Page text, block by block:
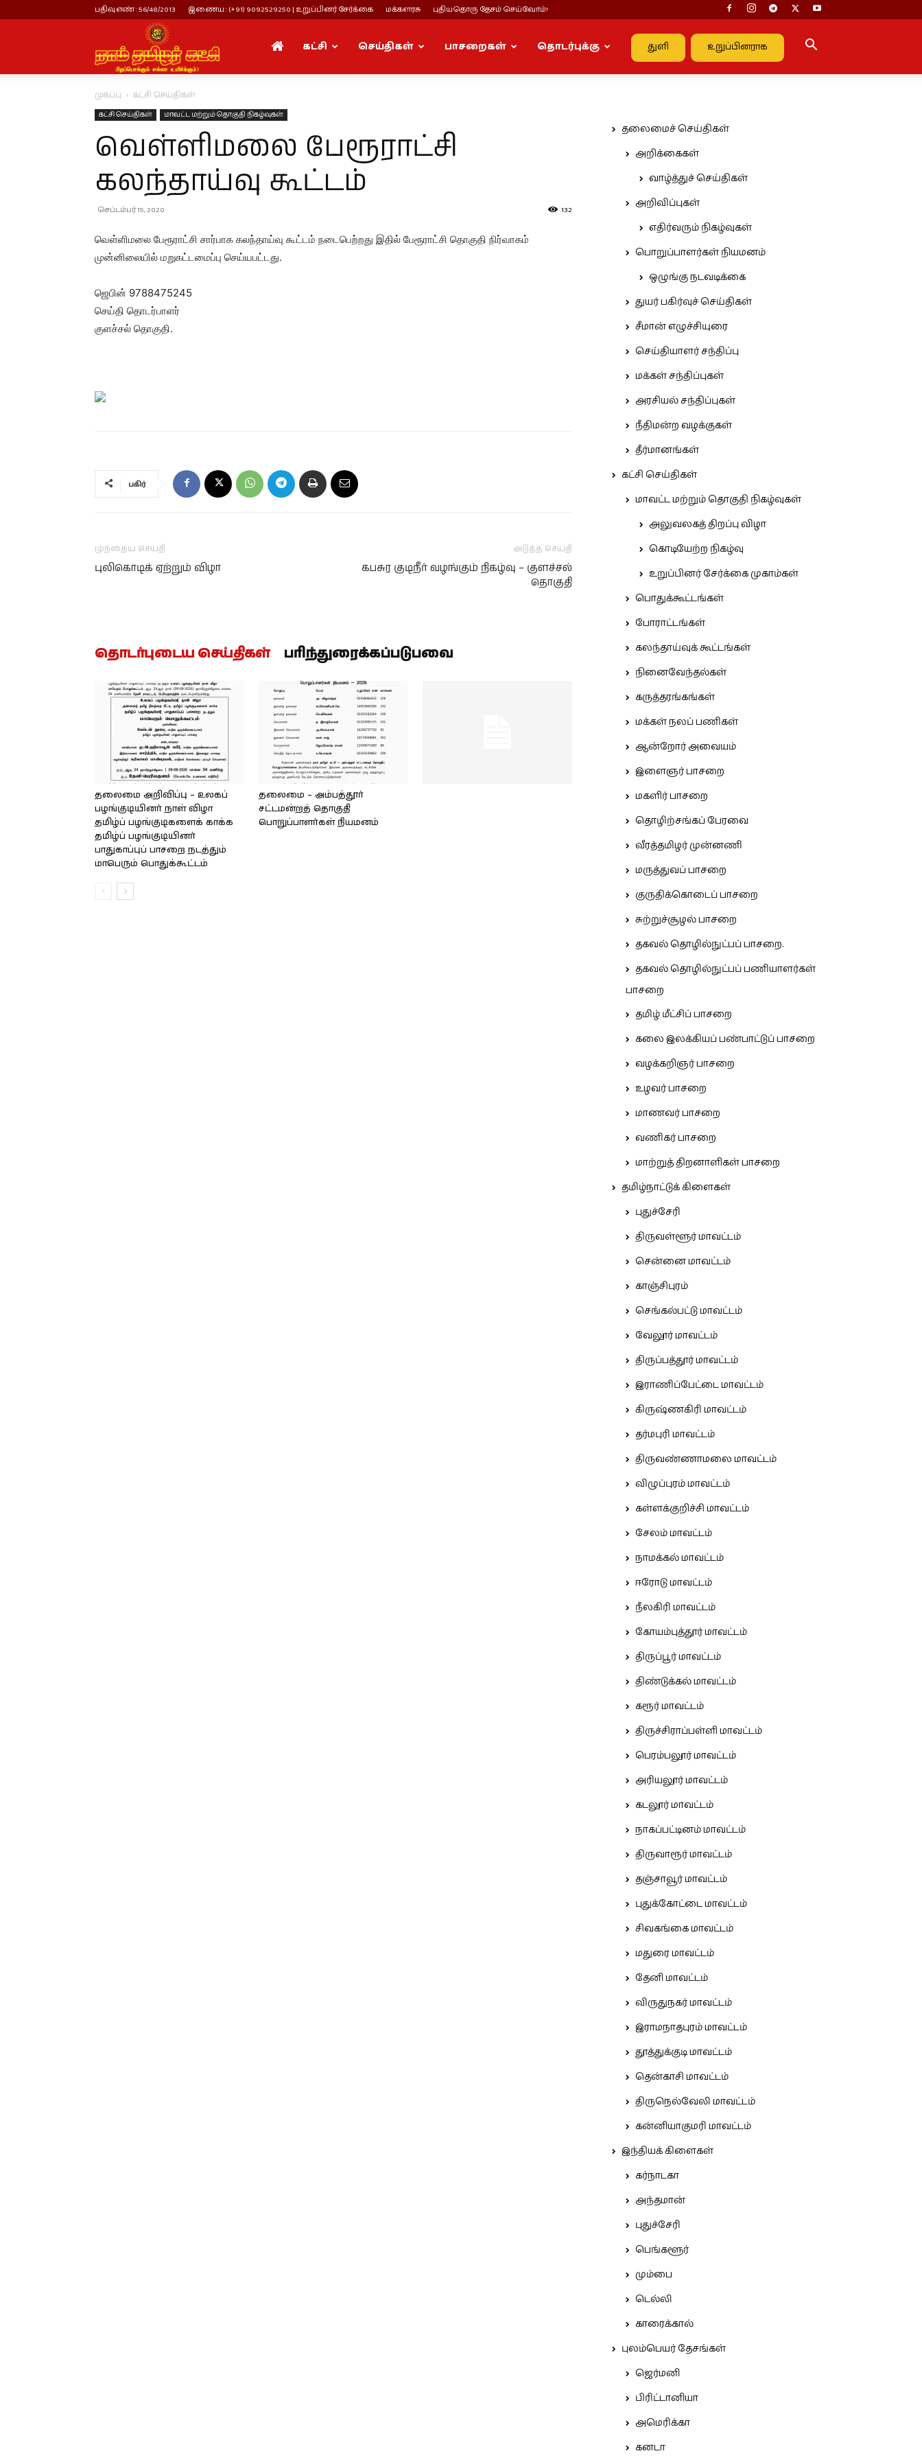
பதிவு எண் : 56/48/2013 இணைய : (+91) 9092529250 | உறுப்பினர் சேர்க்கை மக்களரசு புதியதொரு தேசம் செய்வோம்!
துளி உறுப்பினராக
நாம்
கட்சி
கட்சி செய்திகள் பாசறைகள் தொடர்புக்கு
முகப்பு கட்சி செய்திகள்
கட்சி செய்திகள் மாவட்ட மற்றும் தொகுதி நிகழ்வுகள்
வெள்ளிமலை பேரூராட்சி
கலந்தாய்வு கூட்டம்
செப்டம்பர் 15, 2020 132
வெள்ளிமலை பேரூராட்சி சார்பாக கலந்தாய்வு கூட்டம் நடைபெற்றது இதில் பேரூராட்சி தொகுதி நிர்வாகம்
முன்னிலையில் மறுகட்டமைப்பு செய்யபட்டது.
ஜெபின் 9788475245
செய்தி தொடர்பாளர்
குளச்சல் தொகுதி.
பகிர்
முந்தைய செய்தி
புலிகொடிக் ஏற்றும் விழா
அடுத்த செய்தி
கபசுர குடிநீர் வழங்கும் நிகழ்வு – குளச்சல்
தொகுதி
தொடர்புடைய செய்திகள் பரிந்துரைக்கப்படுபவை
தலைமை அறிவிப்பு – உலகப்
பழங்குடியினர் நாள் விழா
தமிழ்ப் பழங்குடிகளைக் காக்க
தமிழ்ப் பழங்குடியினர்
பாதுகாப்புப் பாசறை நடத்தும்
மாபெரும் பொதுக்கூட்டம்
தலைமை – அம்பத்தூர்
சட்டமன்றத் தொகுதி
பொறுப்பாளர்கள் நியமனம்
தலைமைச் செய்திகள்
அறிக்கைகள்
வாழ்த்துச் செய்திகள்
அறிவிப்புகள்
எதிர்வரும் நிகழ்வுகள்
பொறுப்பாளர்கள் நியமனம்
ஒழுங்கு நடவடிக்கை
துயர் பகிர்வுச் செய்திகள்
சீமான் எழுச்சியுரை
செய்தியாளர் சந்திப்பு
மக்கள் சந்திப்புகள்
அரசியல் சந்திப்புகள்
நீதிமன்ற வழக்குகள்
தீர்மானங்கள்
கட்சி செய்திகள்
மாவட்ட மற்றும் தொகுதி நிகழ்வுகள்
அலுவலகத் திறப்பு விழா
கொடியேற்ற நிகழ்வு
உறுப்பினர் சேர்க்கை முகாம்கள்
பொதுக்கூட்டங்கள்
போராட்டங்கள்
கலந்தாய்வுக் கூட்டங்கள்
நினைவேந்தல்கள்
கருத்தரங்கங்கள்
மக்கள் நலப் பணிகள்
ஆன்றோர் அவையம்
இளைஞர் பாசறை
மகளிர் பாசறை
தொழிற்சங்கப் பேரவை
வீரத்தமிழர் முன்னணி
மருத்துவப் பாசறை
குருதிக்கொடைப் பாசறை
சுற்றுச்சூழல் பாசறை
தகவல் தொழில்நுட்பப் பாசறை.
தகவல் தொழில்நுட்பப் பணியாளர்கள்
பாசறை
தமிழ் மீட்சிப் பாசறை
கலை இலக்கியப் பண்பாட்டுப் பாசறை
வழக்கறிஞர் பாசறை
உழவர் பாசறை
மாணவர் பாசறை
வணிகர் பாசறை
மாற்றுத் திறனாளிகள் பாசறை
தமிழ்நாட்டுக் கிளைகள்
புதுச்சேரி
திருவள்ளூர் மாவட்டம்
சென்னை மாவட்டம்
காஞ்சிபுரம்
செங்கல்பட்டு மாவட்டம்
வேலூர் மாவட்டம்
திருப்பத்தூர் மாவட்டம்
இராணிப்பேட்டை மாவட்டம்
கிருஷ்ணகிரி மாவட்டம்
தர்மபுரி மாவட்டம்
திருவண்ணாமலை மாவட்டம்
விழுப்புரம் மாவட்டம்
கள்ளக்குறிச்சி மாவட்டம்
சேலம் மாவட்டம்
நாமக்கல் மாவட்டம்
ஈரோடு மாவட்டம்
நீலகிரி மாவட்டம்
கோயம்புத்தூர் மாவட்டம்
திருப்பூர் மாவட்டம்
திண்டுக்கல் மாவட்டம்
கரூர் மாவட்டம்
திருச்சிராப்பள்ளி மாவட்டம்
பெரம்பலூர் மாவட்டம்
அரியலூர் மாவட்டம்
கடலூர் மாவட்டம்
நாகப்பட்டினம் மாவட்டம்
திருவாரூர் மாவட்டம்
தஞ்சாவூர் மாவட்டம்
புதுக்கோட்டை மாவட்டம்
சிவகங்கை மாவட்டம்
மதுரை மாவட்டம்
தேனி மாவட்டம்
விருதுநகர் மாவட்டம்
இராமநாதபுரம் மாவட்டம்
தூத்துக்குடி மாவட்டம்
தென்காசி மாவட்டம்
திருநெல்வேலி மாவட்டம்
கன்னியாகுமரி மாவட்டம்
இந்தியக் கிளைகள்
கர்நாடகா
அந்தமான்
புதுச்சேரி
பெங்களூர்
மும்பை
டெல்லி
காரைக்கால்
புலம்பெயர் தேசங்கள்
ஜெர்மனி
பிரிட்டானியா
அமெரிக்கா
கனடா